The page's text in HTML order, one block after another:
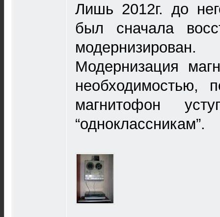
Лишь 2012г. до
был сначала
модернизирован.
Модернизация
необходимостью,
магнитофон
“одноклассникам”.